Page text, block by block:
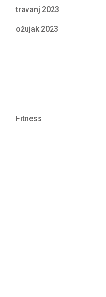
travanj 2023
ožujak 2023
Fitness